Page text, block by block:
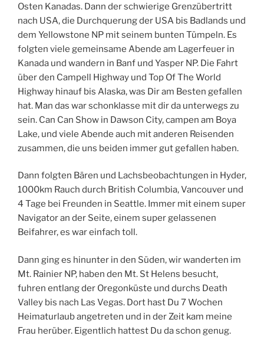
Osten Kanadas. Dann der schwierige Grenzübertritt
nach USA, die Durchquerung der USA bis Badlands und
dem Yellowstone NP mit seinem bunten Tümpeln. Es
folgten viele gemeinsame Abende am Lagerfeuer in
Kanada und wandern in Banf und Yasper NP. Die Fahrt
über den Campell Highway und Top Of The World
Highway hinauf bis Alaska, was Dir am Besten gefallen
hat. Man das war schonklasse mit dir da unterwegs zu
sein. Can Can Show in Dawson City, campen am Boya
Lake, und viele Abende auch mit anderen Reisenden
zusammen, die uns beiden immer gut gefallen haben.
Dann folgten Bären und Lachsbeobachtungen in Hyder,
1000km Rauch durch British Columbia, Vancouver und
4 Tage bei Freunden in Seattle. Immer mit einem super
Navigator an der Seite, einem super gelassenen
Beifahrer, es war einfach toll.
Dann ging es hinunter in den Süden, wir wanderten im
Mt. Rainier NP, haben den Mt. St Helens besucht,
fuhren entlang der Oregonküste und durchs Death
Valley bis nach Las Vegas. Dort hast Du 7 Wochen
Heimaturlaub angetreten und in der Zeit kam meine
Frau herüber. Eigentlich hattest Du da schon genug.